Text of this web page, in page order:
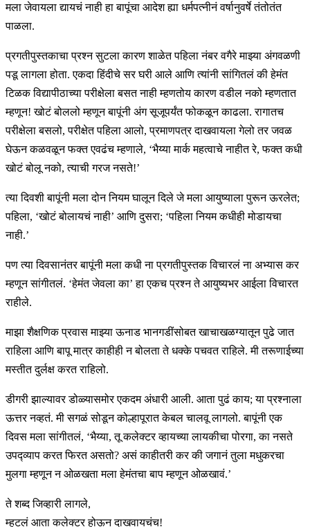
मला जेवायला द्यायचं नाही हा बापूंचा आदेश ह्या धर्मपत्नीनं वर्षानुवर्षे तंतोतंत
पाळला.
प्रगतीपुस्तकाचा प्रश्न सुटला कारण शाळेत पहिला नंबर वगैरे माझ्या अंगवळणी
पडू लागला होता. एकदा हिंदीचे सर घरी आले आणि त्यांनी सांगितलं की हेमंत
टिळक विद्यापीठाच्या परीक्षेला बसत नाही म्हणतोय कारण वडील नको म्हणतात
म्हणून! खोटं बोललो म्हणून बापूंनी अंग सूजूपर्यंत फोकळून काढला. रागातच
परीक्षेला बसलो, परीक्षेत पहिला आलो, प्रमाणपत्र दाखवायला गेलो तर जवळ
घेऊन कळवळून फक्त एवढंच म्हणाले, ‘भैय्या मार्क महत्वाचे नाहीत रे, फक्त कधी
खोटं बोलू नको, त्याची गरज नसते!’
त्या दिवशी बापूंनी मला दोन नियम घालून दिले जे मला आयुष्याला पुरून ऊरलेत;
पहिला, ‘खोटं बोलायचं नाही’ आणि दुसरा; ‘पहिला नियम कधीही मोडायचा
नाही.’
पण त्या दिवसानंतर बापूंनी मला कधी ना प्रगतीपुस्तक विचारलं ना अभ्यास कर
म्हणून सांगीतलं. ‘हेमंत जेवला का’ हा एकच प्रश्न ते आयुष्यभर आईला विचारत
राहीले.
माझा शैक्षणिक प्रवास माझ्या ऊनाड भानगडींसोबत खाचाखळग्यातून पुढे जात
राहिला आणि बापू मात्र काहीही न बोलता ते धक्के पचवत राहिले. मी तरूणाईच्या
मस्तीत दुर्लक्ष करत राहिलो.
डीगरी झाल्यावर डोळ्यासमोर एकदम अंधारी आली. आता पुढं काय; या प्रश्नाला
ऊत्तर नव्हतं. मी सगळं सोडून कोल्हापूरात केबल चालवू लागलो. बापूंनी एक
दिवस मला सांगीतलं, ‘भैय्या, तू कलेक्टर व्हायच्या लायकीचा पोरगा, का नसते
उपद्व्याप करत फिरत असतो? असं काहीतरी कर की जगानं तुला मधुकरचा
मुलगा म्हणून न ओळखता मला हेमंतचा बाप म्हणून ओळखावं.’
ते शब्द जिव्हारी लागले,
म्हटलं आता कलेक्टर होऊन दाखवायचंच!